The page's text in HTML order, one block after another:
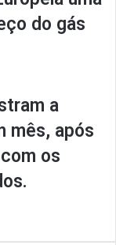
do gás
a
mês, após
os